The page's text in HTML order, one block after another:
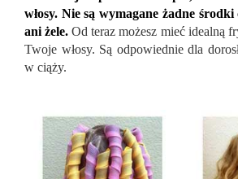
włosy. Nie są wymagane żadne
ani żele. Od teraz możesz mieć idealną
Twoje włosy. Są odpowiednie dla
w ciąży.